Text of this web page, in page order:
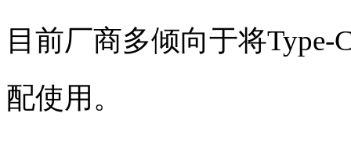
目前厂商多倾向于将Type-
配使用。